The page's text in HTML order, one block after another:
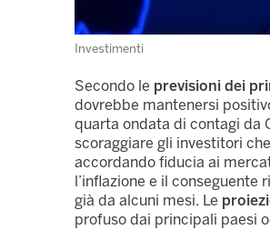
Investimenti
Secondo le previsioni dei
dovrebbe mantenersi
quarta ondata di contagi da
scoraggiare gli investitori
accordando fiducia ai
l’inflazione e il conseguente
già da alcuni mesi. Le
profuso dai principali paesi